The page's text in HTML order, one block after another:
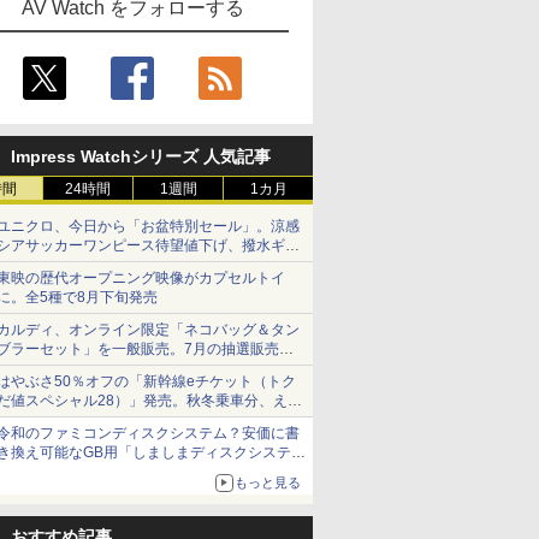
AV Watch をフォローする
Impress Watchシリーズ 人気記事
24時間 1週間 1カ月
ニクロ、今日から「お盆特別セール」。涼感
アサッカーワンピース待望値下げ、撥水ギア
ョーツは1990円に
映の歴代オープニング映像がカプセルトイ
。全5種で8月下旬発売
ルディ、オンライン限定「ネコバッグ＆タン
ラーセット」を一般販売。7月の抽選販売の
選無効分
やぶさ50％オフの「新幹線eチケット（トク
値スペシャル28）」発売。秋冬乗車分、えき
っと限定
和のファミコンディスクシステム？安価に書
換え可能なGB用「しましまディスクシステ
もっと見る